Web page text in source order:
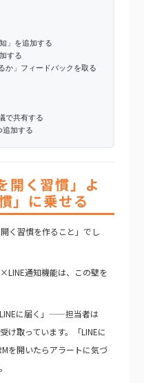
」を追加する
する
か」フィードバックを取る
で共有する
追加する
く習慣」よ
」に乗せる
く習慣を作ること」でし
通知機能は、この壁を
LINEに届く」——担当者は
け取っています。「LINEに
を開いたらアラートに気づ